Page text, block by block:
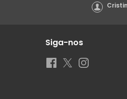
Siga-nos